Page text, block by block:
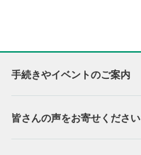
手続きやイベントのご案内
皆さんの声をお寄せください